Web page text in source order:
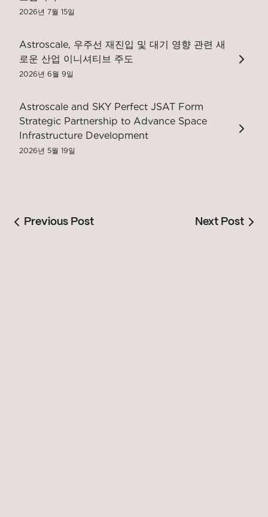
2026년 7월 15일
Astroscale, 우주선 재진입 및 대기 영향 관련 새
로운 산업 이니셔티브 주도
2026년 6월 9일
Astroscale and SKY Perfect JSAT Form
Strategic Partnership to Advance Space
Infrastructure Development
2026년 5월 19일
Previous Post Next Post